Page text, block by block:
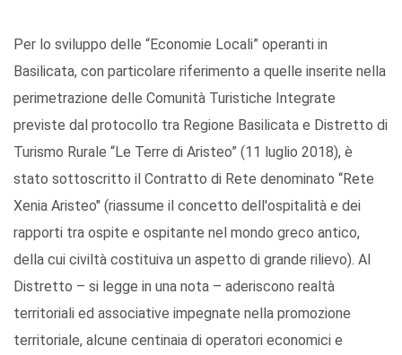
Per lo sviluppo delle “Economie Locali” operanti in
Basilicata, con particolare riferimento a quelle inserite nella
perimetrazione delle Comunità Turistiche Integrate
previste dal protocollo tra Regione Basilicata e Distretto di
Turismo Rurale “Le Terre di Aristeo” (11 luglio 2018), è
stato sottoscritto il Contratto di Rete denominato “Rete
Xenia Aristeo" (riassume il concetto dell'ospitalità e dei
rapporti tra ospite e ospitante nel mondo greco antico,
della cui civiltà costituiva un aspetto di grande rilievo). Al
Distretto – si legge in una nota – aderiscono realtà
territoriali ed associative impegnate nella promozione
territoriale, alcune centinaia di operatori economici e